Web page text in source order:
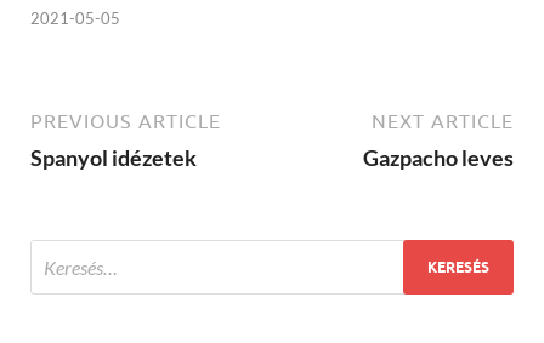
2021-05-05
PREVIOUS ARTICLE
Spanyol idézetek
NEXT ARTICLE
Gazpacho leves